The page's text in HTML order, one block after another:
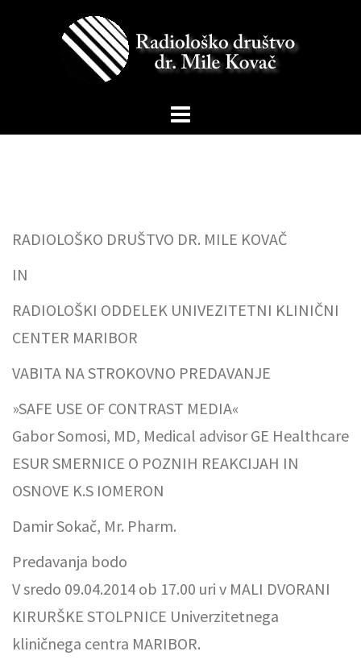
RADIOLOŠKO DRUŠTVO DR. MILE KOVAČ
IN
RADIOLOŠKI ODDELEK UNIVEZITETNI KLINIČNI
CENTER MARIBOR
VABITA NA STROKOVNO PREDAVANJE
»SAFE USE OF CONTRAST MEDIA«
Gabor Somosi, MD, Medical advisor GE Healthcare
ESUR SMERNICE O POZNIH REAKCIJAH IN
OSNOVE K.S IOMERON
Damir Sokač, Mr. Pharm.
Predavanja bodo
V sredo 09.04.2014 ob 17.00 uri v MALI DVORANI
KIRURŠKE STOLPNICE Univerzitetnega
kliničnega centra MARIBOR.